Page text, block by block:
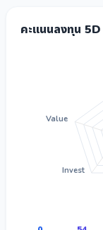
คะแนนลงทุน 5D
Invest
Value